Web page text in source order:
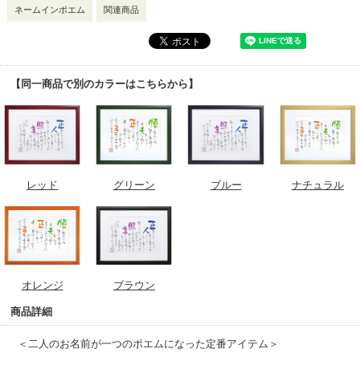
ネームインポエム 関連商品
【同一商品で別のカラーはこちらから】
レッド グリーン ブルー ナチュラル
オレンジ ブラウン
商品詳細
＜二人のお名前が一つのポエムになった定番アイテム＞